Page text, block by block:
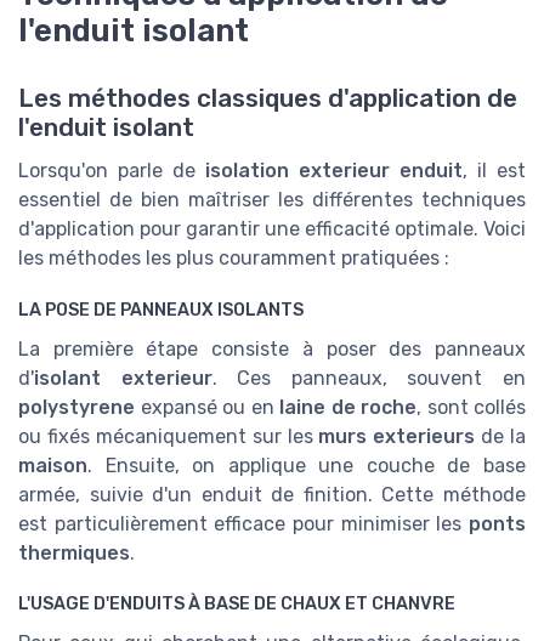
l'enduit isolant
Les méthodes classiques d'application de
l'enduit isolant
Lorsqu'on parle de isolation exterieur enduit, il est
essentiel de bien maîtriser les différentes techniques
d'application pour garantir une efficacité optimale. Voici
les méthodes les plus couramment pratiquées :
LA POSE DE PANNEAUX ISOLANTS
La première étape consiste à poser des panneaux
d'isolant exterieur. Ces panneaux, souvent en
polystyrene expansé ou en laine de roche, sont collés
ou fixés mécaniquement sur les murs exterieurs de la
maison. Ensuite, on applique une couche de base
armée, suivie d'un enduit de finition. Cette méthode
est particulièrement efficace pour minimiser les ponts
thermiques.
L'USAGE D'ENDUITS À BASE DE CHAUX ET CHANVRE